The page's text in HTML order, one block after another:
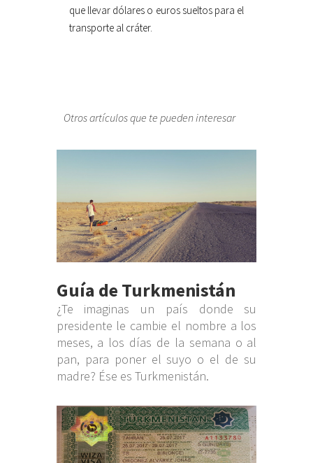
que llevar dólares o euros sueltos para el
transporte al cráter.
Otros artículos que te pueden interesar
Guía de Turkmenistán
¿Te imaginas un país donde su
presidente le cambie el nombre a los
meses, a los días de la semana o al
pan, para poner el suyo o el de su
madre? Ése es Turkmenistán.